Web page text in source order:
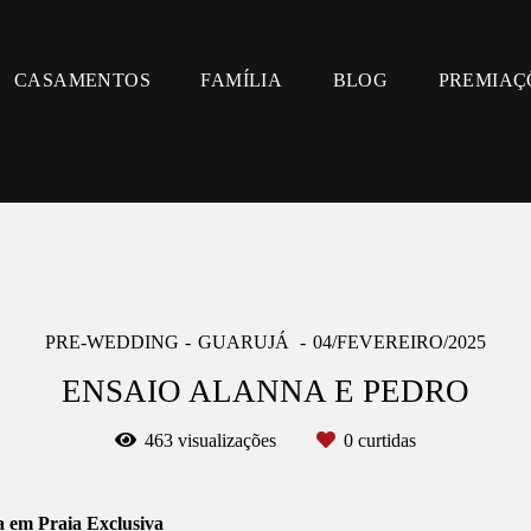
CASAMENTOS FAMÍLIA BLOG
PRE-WEDDING GUARUJÁ 04/FEVEREIRO/2025
ENSAIO ALANNA E PEDRO
463 visualizações 0 curtidas
em Praia Exclusiva